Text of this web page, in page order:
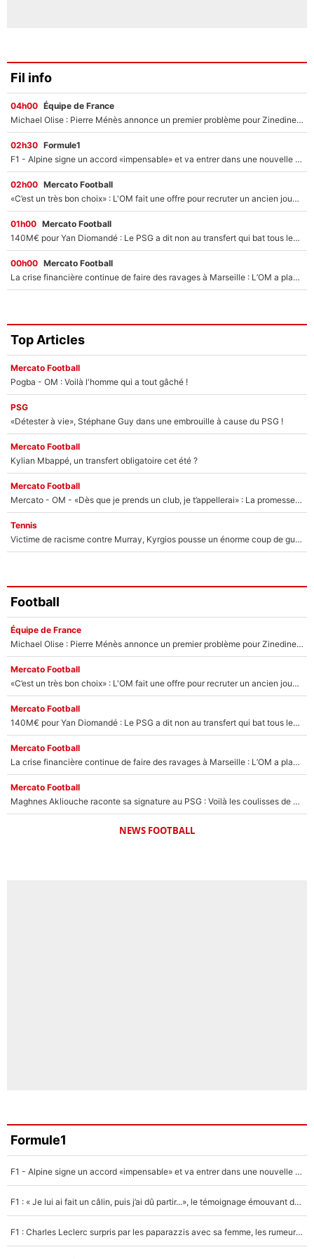
Fil info
04h00 Équipe de France
Michael Olise : Pierre Ménès annonce un premier problème pour Zinedine Zidane en équipe de France
02h30 Formule1
F1 - Alpine signe un accord «impensable» et va entrer dans une nouvelle dimension : Grande nouvelle pour Pierre Gasly !
02h00 Mercato Football
«C’est un très bon choix» : L'OM fait une offre pour recruter un ancien joueur du PSG... et c'est validé dans l'After Foot !
01h00 Mercato Football
140M€ pour Yan Diomandé : Le PSG a dit non au transfert qui bat tous les records sur le mercato
00h00 Mercato Football
La crise financière continue de faire des ravages à Marseille : L’OM a placé 12 joueurs sur le marché des transferts… et ça pourrait lui rapporter près de 100M€ !
Top Articles
Mercato Football
Pogba - OM : Voilà l'homme qui a tout gâché !
PSG
«Détester à vie», Stéphane Guy dans une embrouille à cause du PSG !
Mercato Football
Kylian Mbappé, un transfert obligatoire cet été ?
Mercato Football
Mercato - OM - «Dès que je prends un club, je t’appellerai» : La promesse de Marcelino au moment de claquer la porte
Tennis
Victime de racisme contre Murray, Kyrgios pousse un énorme coup de gueule !
Football
Équipe de France
Michael Olise : Pierre Ménès annonce un premier problème pour Zinedine Zidane en équipe de France
Mercato Football
«C’est un très bon choix» : L'OM fait une offre pour recruter un ancien joueur du PSG... et c'est validé dans l'After Foot !
Mercato Football
140M€ pour Yan Diomandé : Le PSG a dit non au transfert qui bat tous les records sur le mercato
Mercato Football
La crise financière continue de faire des ravages à Marseille : L’OM a placé 12 joueurs sur le marché des transferts… et ça pourrait lui rapporter près de 100M€ !
Mercato Football
Maghnes Akliouche raconte sa signature au PSG : Voilà les coulisses de son transfert de rêve à 50M€
NEWS FOOTBALL
Formule1
F1 - Alpine signe un accord «impensable» et va entrer dans une nouvelle dimension : Grande nouvelle pour Pierre Gasly !
F1 : « Je lui ai fait un câlin, puis j’ai dû partir...», le témoignage émouvant de Max Verstappen sur sa fille
F1 : Charles Leclerc surpris par les paparazzis avec sa femme, les rumeurs étaient vraies !